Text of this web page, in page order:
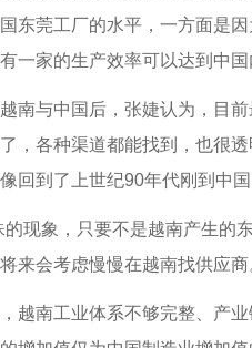
东莞工厂的水平，一方面是
一家的生产效率可以达到中国
与中国后，张婕认为，目前
，各种渠道都能找到，也很
回到了上世纪90年代刚到中
象，只要不是越南产生的东
来会考虑慢慢在越南找供应商
南工业体系不够完整、产业